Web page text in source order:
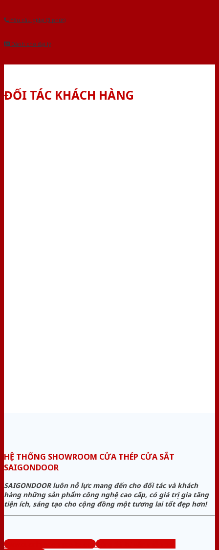
Yêu cầu gọi lại (3 phút)
Dành cho đại lý
ĐỐI TÁC KHÁCH HÀNG
HỆ THỐNG SHOWROOM CỬA THÉP CỬA SẮT
SAIGONDOOR
SAIGONDOOR luôn nỗ lực mang đến cho đối tác và khách
hàng những sản phẩm công nghệ cao cấp, có giá trị gia tăng
tiện ích, sáng tạo cho cộng đồng một tương lai tốt đẹp hơn!
www.cuanhuacomposite.org
Tổng đài tư vấn miễn phí: